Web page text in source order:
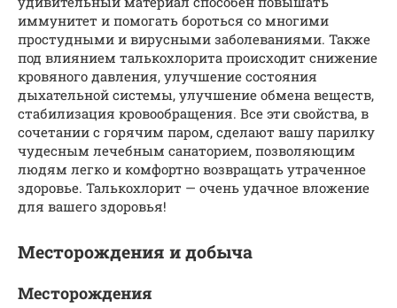
иммунитет и помогать бороться со многими
простудными и вирусными заболеваниями. Также
под влиянием талькохлорита происходит снижение
кровяного давления, улучшение состояния
дыхательной системы, улучшение обмена веществ,
стабилизация кровообращения. Все эти свойства, в
сочетании с горячим паром, сделают вашу парилку
чудесным лечебным санаторием, позволяющим
людям легко и комфортно возвращать утраченное
здоровье. Талькохлорит — очень удачное вложение
для вашего здоровья!
Месторождения и добыча
Месторождения